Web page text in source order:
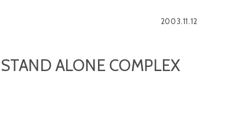
2003.11.12
ALONE COMPLEX